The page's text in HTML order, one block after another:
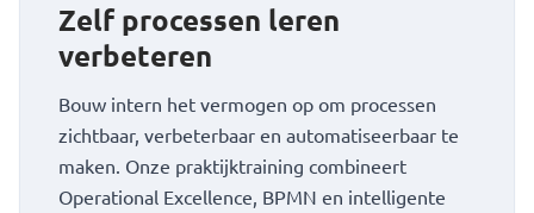
Zelf processen leren
verbeteren
Bouw intern het vermogen op om processen
zichtbaar, verbeterbaar en automatiseerbaar te
maken. Onze praktijktraining combineert
Operational Excellence, BPMN en intelligente